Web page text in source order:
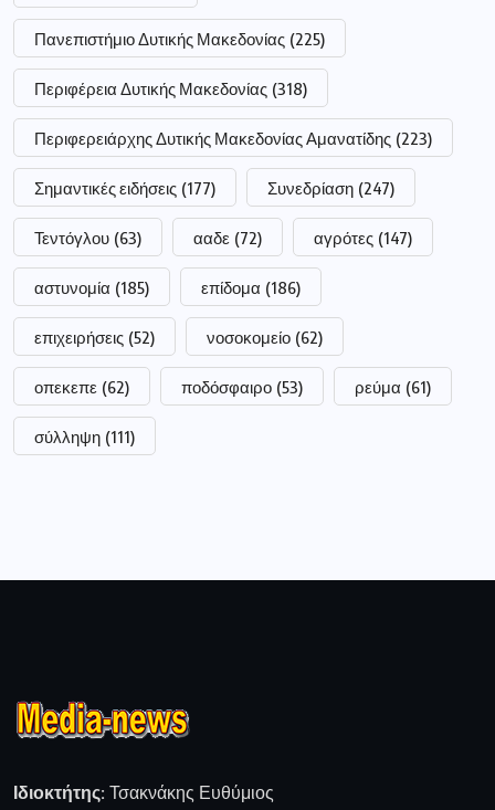
Πανεπιστήμιο Δυτικής Μακεδονίας (225)
Περιφέρεια Δυτικής Μακεδονίας (318)
Περιφερειάρχης Δυτικής Μακεδονίας Αμανατίδης (223)
Σημαντικές ειδήσεις (177) Συνεδρίαση (247)
Τεντόγλου (63) ααδε (72) αγρότες (147)
αστυνομία (185) επίδομα (186)
επιχειρήσεις (52) νοσοκομείο (62)
οπεκεπε (62) ποδόσφαιρο (53) ρεύμα (61)
σύλληψη (111)
Ιδιοκτήτης: Τσακνάκης Ευθύμιος